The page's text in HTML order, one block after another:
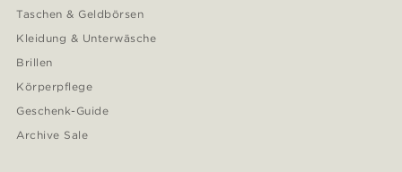
Taschen & Geldbörsen
Kleidung & Unterwäsche
Brillen
Körperpflege
Geschenk-Guide
Archive Sale